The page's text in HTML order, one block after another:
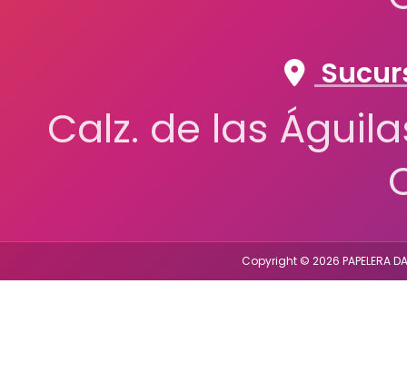
Calz. de las
Copyright © 2026 PAPELERA